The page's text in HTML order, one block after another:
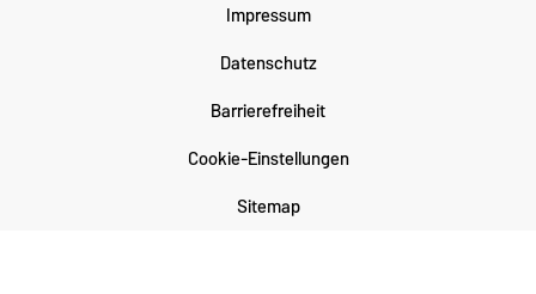
Impressum
Datenschutz
Barrierefreiheit
Cookie-Einstellungen
Sitemap